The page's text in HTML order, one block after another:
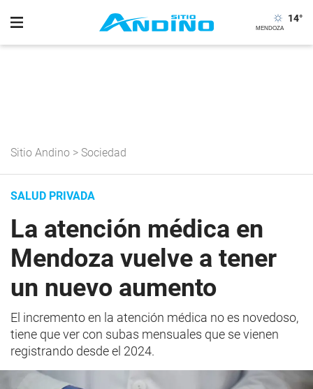
14°
Sitio Andino > Sociedad
SALUD PRIVADA
La atención médica en
Mendoza vuelve a tener
un nuevo aumento
El incremento en la atención médica no es novedoso,
tiene que ver con subas mensuales que se vienen
registrando desde el 2024.